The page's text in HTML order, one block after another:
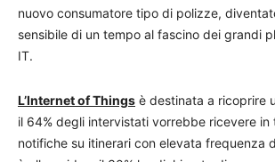
nuovo consumatore tipo di polizze,
sensibile di un tempo al fascino dei grandi
IT.
L’Internet of Things è destinata a ricoprire
il 64% degli intervistati vorrebbe ricevere in
notifiche su itinerari con elevata frequenza